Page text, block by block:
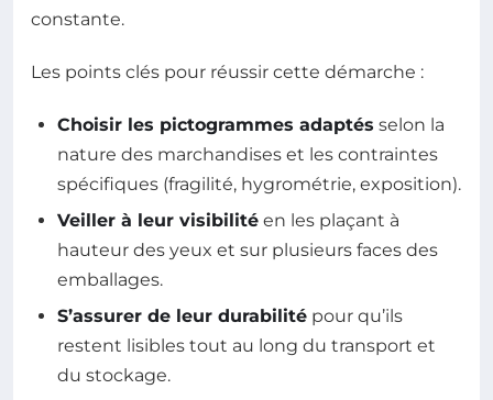
constante.
Les points clés pour réussir cette démarche :
Choisir les pictogrammes adaptés selon la
nature des marchandises et les contraintes
spécifiques (fragilité, hygrométrie, exposition).
Veiller à leur visibilité en les plaçant à
hauteur des yeux et sur plusieurs faces des
emballages.
S’assurer de leur durabilité pour qu’ils
restent lisibles tout au long du transport et
du stockage.